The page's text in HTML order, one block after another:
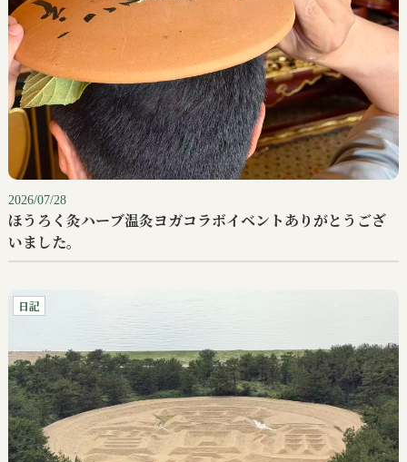
2026/07/28
ほうろく灸ハーブ温灸ヨガコラボイベントありがとうござ
いました。
日記